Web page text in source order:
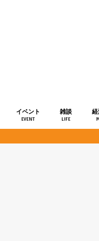
イベント
EVENT
雑談
LIFE
経